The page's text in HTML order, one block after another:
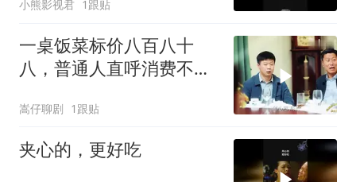
小熊影视君 1跟贴
一桌饭菜标价八百八十
八，普通人直呼消费不
嵩仔聊剧 1跟贴
夹心的，更好吃